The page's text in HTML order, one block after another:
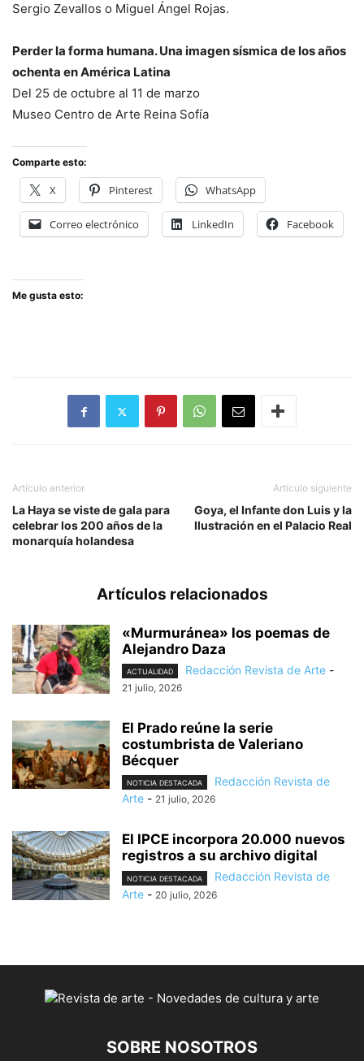
Sergio Zevallos o Miguel Ángel Rojas.
Perder la forma humana. Una imagen sísmica de los años
ochenta en América Latina
Del 25 de octubre al 11 de marzo
Museo Centro de Arte Reina Sofía
Comparte esto:
X Pinterest WhatsApp
Correo electrónico LinkedIn Facebook
Me gusta esto:
Artículo anterior
La Haya se viste de gala para
celebrar los 200 años de la
monarquía holandesa
Artículo siguiente
Goya, el Infante don Luis y la
Ilustración en el Palacio Real
Artículos relacionados
«Murmuránea» los poemas de
Alejandro Daza
ACTUALIDAD Redacción Revista de Arte -
21 julio, 2026
El Prado reúne la serie
costumbrista de Valeriano
Bécquer
NOTICIA DESTACADA
Redacción Revista de
Arte - 21 julio, 2026
El IPCE incorpora 20.000 nuevos
registros a su archivo digital
NOTICIA DESTACADA
Redacción Revista de
Arte - 20 julio, 2026
SOBRE NOSOTROS